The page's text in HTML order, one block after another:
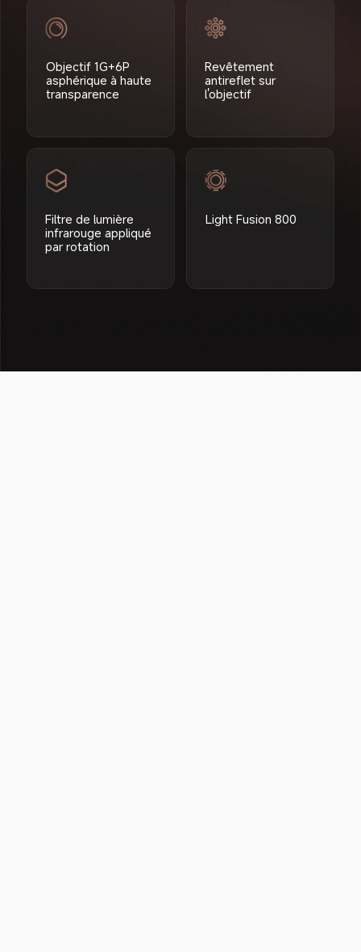
Objectif 1G+6P
asphérique à haute
transparence
Revêtement
antireflet sur
l'objectif
Filtre de lumière
infrarouge appliqué
par rotation
Light Fusion 800